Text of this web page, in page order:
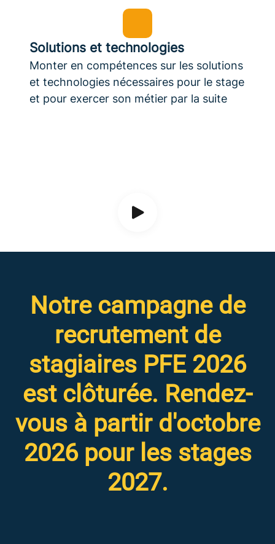
Solutions et technologies
Monter en compétences sur les solutions
et technologies nécessaires pour le stage
et pour exercer son métier par la suite
Notre campagne de
recrutement de
stagiaires PFE 2026
est clôturée. Rendez-
vous à partir d'octobre
2026 pour les stages
2027.